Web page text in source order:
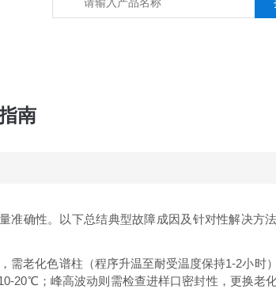
南
准确性。以下总结典型故障成因及针对性解决方
需老化色谱柱（程序升温至耐受温度保持1-2小时
20℃；峰高波动则需检查进样口密封性，更换老